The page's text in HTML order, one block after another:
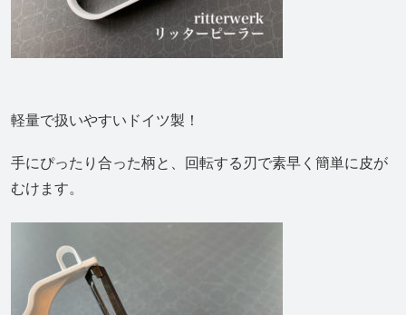
軽量で扱いやすいドイツ製！
手にぴったり合った柄と、回転する刃で素早く簡単に皮が
むけます。